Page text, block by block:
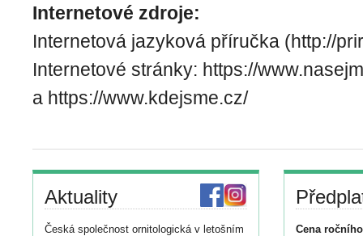
Internetové zdroje:
Internetová jazyková příručka (http://
Internetové stránky: https://
a https://www.kdejsme.cz/
Aktuality
Česká společnost ornitologická v letošním
Cena